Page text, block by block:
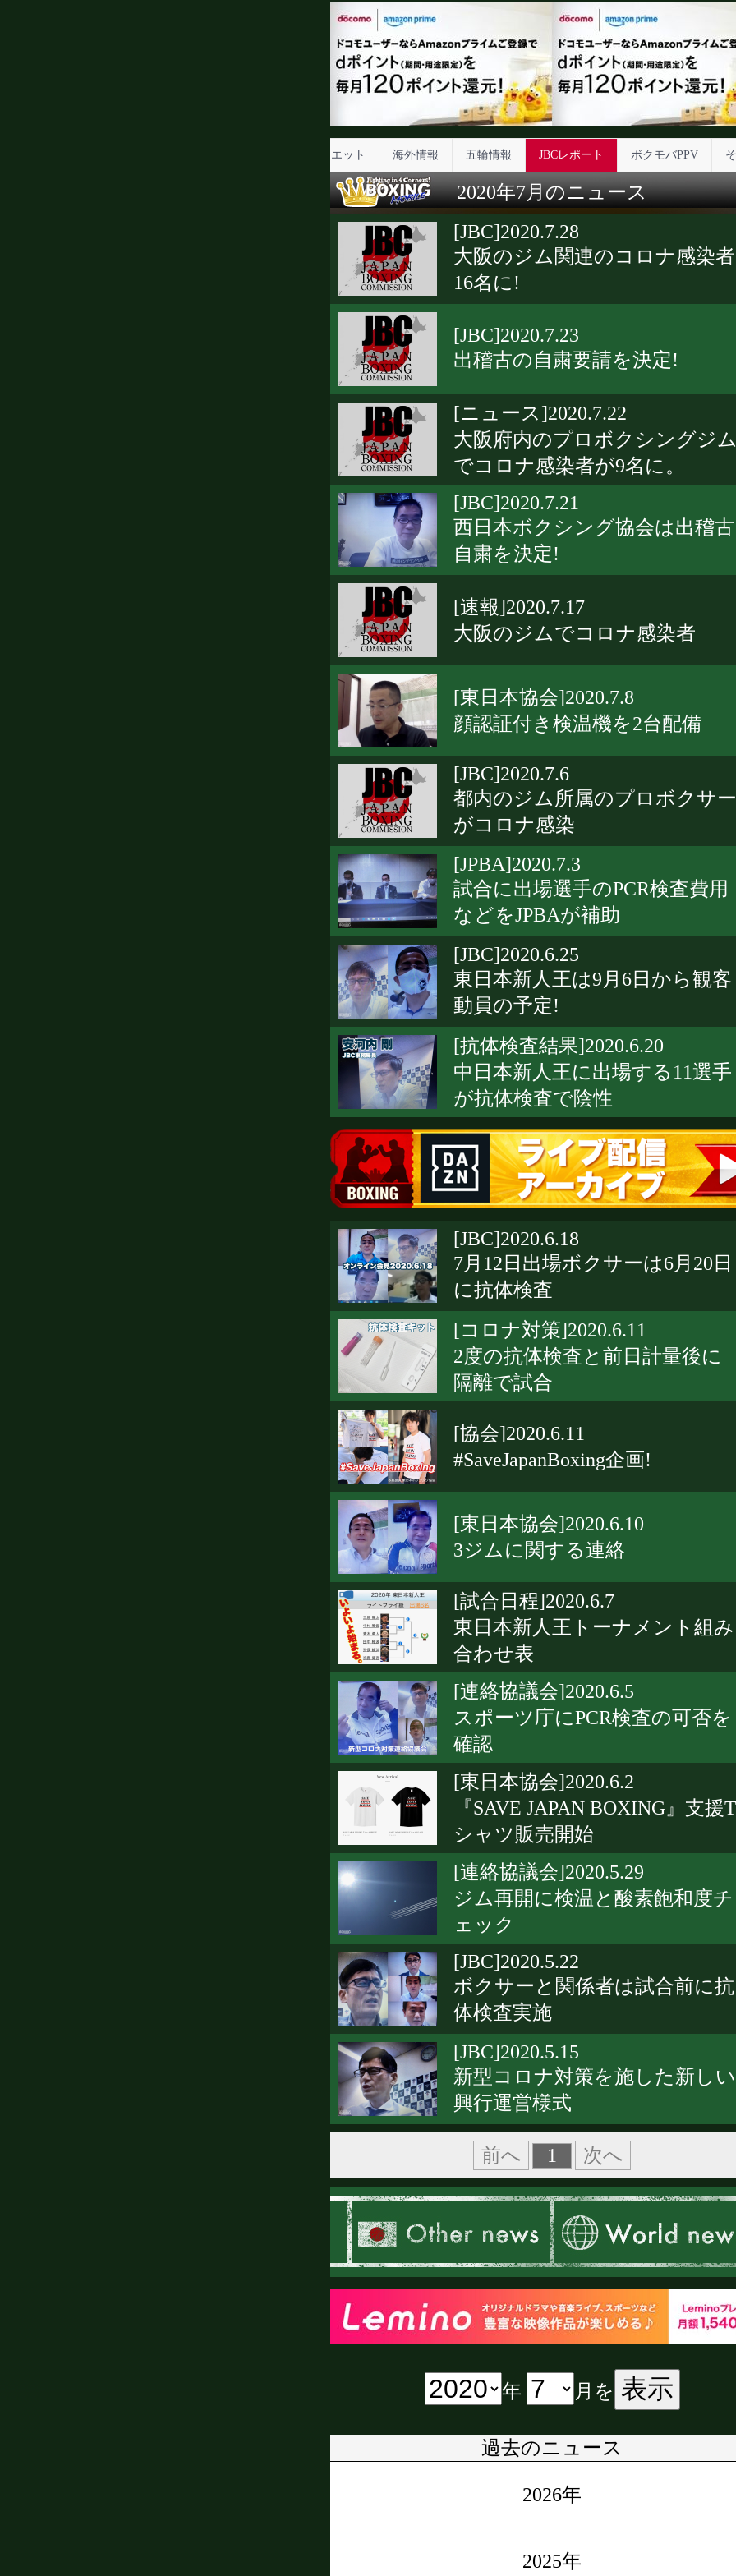
ダイエット 海外情報 五輪情報 JBCレポート ボクモバPPV
2020年7月のニュース
[JBC]2020.7.28
大阪のジム関連のコロナ感染者
16名に!
[JBC]2020.7.23
出稽古の自粛要請を決定!
[ニュース]2020.7.22
大阪府内のプロボクシングジ
でコロナ感染者が9名に。
[JBC]2020.7.21
西日本ボクシング協会は出稽古
自粛を決定!
[速報]2020.7.17
大阪のジムでコロナ感染者
[東日本協会]2020.7.8
顔認証付き検温機を2台配備
[JBC]2020.7.6
都内のジム所属のプロボクサー
がコロナ感染
[JPBA]2020.7.3
試合に出場選手のPCR検査費用
などをJPBAが補助
[JBC]2020.6.25
東日本新人王は9月6日から観客
動員の予定!
[抗体検査結果]2020.6.20
中日本新人王に出場する11選手
が抗体検査で陰性
[JBC]2020.6.18
7月12日出場ボクサーは6月20日
に抗体検査
[コロナ対策]2020.6.11
2度の抗体検査と前日計量後に
隔離で試合
[協会]2020.6.11
#SaveJapanBoxing企画!
[東日本協会]2020.6.10
3ジムに関する連絡
[試合日程]2020.6.7
東日本新人王トーナメント組み
合わせ表
[連絡協議会]2020.6.5
スポーツ庁にPCR検査の可否を
確認
[東日本協会]2020.6.2
『SAVE JAPAN BOXING』支援T
シャツ販売開始
[連絡協議会]2020.5.29
ジム再開に検温と酸素飽和度チ
ェック
[JBC]2020.5.22
ボクサーと関係者は試合前に抗
体検査実施
[JBC]2020.5.15
新型コロナ対策を施した新しい
興行運営様式
前へ 1 次へ
年 月を 表示
過去のニュース
2026年
2025年